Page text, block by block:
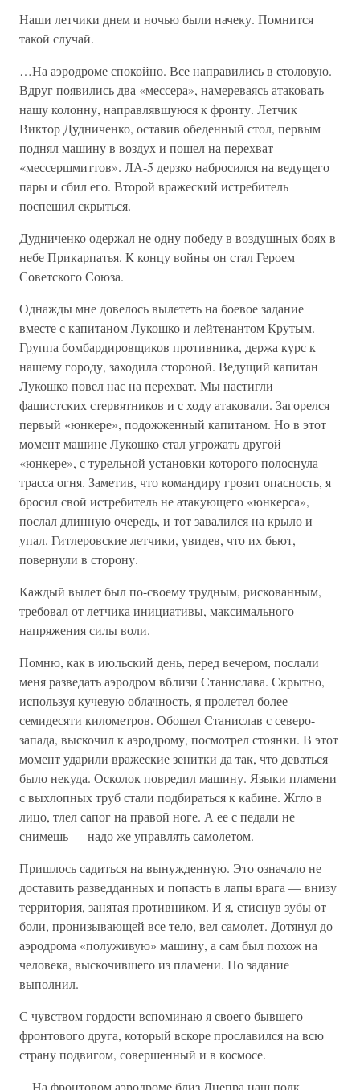
Наши летчики днем и ночью были начеку. Помнится
такой случай.
…На аэродроме спокойно. Все направились в столовую.
Вдруг появились два «мессера», намереваясь атаковать
нашу колонну, направлявшуюся к фронту. Летчик
Виктор Дудниченко, оставив обеденный стол, первым
поднял машину в воздух и пошел на перехват
«мессершмиттов». ЛА-5 дерзко набросился на ведущего
пары и сбил его. Второй вражеский истребитель
поспешил скрыться.
Дудниченко одержал не одну победу в воздушных боях в
небе Прикарпатья. К концу войны он стал Героем
Советского Союза.
Однажды мне довелось вылететь на боевое задание
вместе с капитаном Лукошко и лейтенантом Крутым.
Группа бомбардировщиков противника, держа курс к
нашему городу, заходила стороной. Ведущий капитан
Лукошко повел нас на перехват. Мы настигли
фашистских стервятников и с ходу атаковали. Загорелся
первый «юнкере», подожженный капитаном. Но в этот
момент машине Лукошко стал угрожать другой
«юнкере», с турельной установки которого полоснула
трасса огня. Заметив, что командиру грозит опасность, я
бросил свой истребитель не атакующего «юнкерса»,
послал длинную очередь, и тот завалился на крыло и
упал. Гитлеровские летчики, увидев, что их бьют,
повернули в сторону.
Каждый вылет был по-своему трудным, рискованным,
требовал от летчика инициативы, максимального
напряжения силы воли.
Помню, как в июльский день, перед вечером, послали
меня разведать аэродром вблизи Станислава. Скрытно,
используя кучевую облачность, я пролетел более
семидесяти километров. Обошел Станислав с северо-
запада, выскочил к аэродрому, посмотрел стоянки. В этот
момент ударили вражеские зенитки да так, что деваться
было некуда. Осколок повредил машину. Языки пламени
с выхлопных труб стали подбираться к кабине. Жгло в
лицо, тлел сапог на правой ноге. А ее с педали не
снимешь — надо же управлять самолетом.
Пришлось садиться на вынужденную. Это означало не
доставить разведданных и попасть в лапы врага — внизу
территория, занятая противником. И я, стиснув зубы от
боли, пронизывающей все тело, вел самолет. Дотянул до
аэродрома «полуживую» машину, а сам был похож на
человека, выскочившего из пламени. Но задание
выполнил.
С чувством гордости вспоминаю я своего бывшего
фронтового друга, который вскоре прославился на всю
страну подвигом, совершенный и в космосе.
…На фронтовом аэродроме близ Днепра наш полк